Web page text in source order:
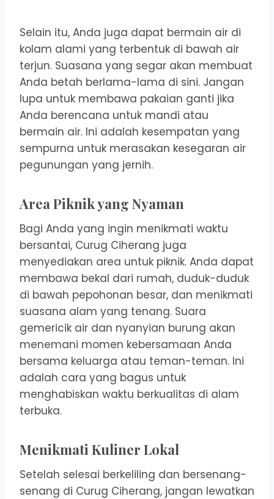
Selain itu, Anda juga dapat bermain air di
kolam alami yang terbentuk di bawah air
terjun. Suasana yang segar akan membuat
Anda betah berlama-lama di sini. Jangan
lupa untuk membawa pakaian ganti jika
Anda berencana untuk mandi atau
bermain air. Ini adalah kesempatan yang
sempurna untuk merasakan kesegaran air
pegunungan yang jernih.
Area Piknik yang Nyaman
Bagi Anda yang ingin menikmati waktu
bersantai, Curug Ciherang juga
menyediakan area untuk piknik. Anda dapat
membawa bekal dari rumah, duduk-duduk
di bawah pepohonan besar, dan menikmati
suasana alam yang tenang. Suara
gemericik air dan nyanyian burung akan
menemani momen kebersamaan Anda
bersama keluarga atau teman-teman. Ini
adalah cara yang bagus untuk
menghabiskan waktu berkualitas di alam
terbuka.
Menikmati Kuliner Lokal
Setelah selesai berkeliling dan bersenang-
senang di Curug Ciherang, jangan lewatkan